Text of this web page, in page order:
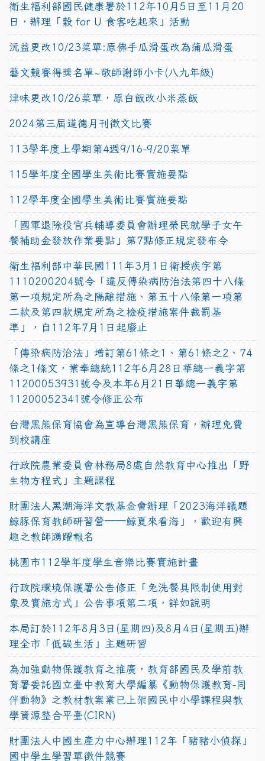
衛生福利部國民健康署於112年10月5日至11月20
日，辦理「穀 for U 食客吃起來」活動
沅益更改10/23菜單:原佛手瓜滑蛋改為蒲瓜滑蛋
藝文競賽得獎名單~敬師謝師小卡(八九年級)
津味更改10/26菜單，原白飯改小米蒸飯
2024第三屆道德月刊徵文比賽
113學年度上學期第4週9/16-9/20菜單
115學年度全國學生美術比賽實施要點
112學年度全國學生美術比賽實施要點
「國軍退除役官兵輔導委員會辦理榮民就學子女午
餐補助金發放作業要點」第7點修正規定發布令
衛生福利部中華民國111年3月1日衛授疾字第
1110200204號令「違反傳染病防治法第四十八條
第一項規定所為之隔離措施、第五十八條第一項第
二款及第四款規定所為之檢疫措施案件裁罰基
準」，自112年7月1日起廢止
「傳染病防治法」增訂第61條之1、第61條之2、74
條之1條文，業奉總統112年6月28日華總一義字第
11200053931號令及本年6月21日華總一義字第
11200052341號令修正公布
台灣黑熊保育協會為宣導台灣黑熊保育，辦理免費
到校講座
行政院農業委員會林務局8處自然教育中心推出「野
生物方程式」主題課程
財團法人黑潮海洋文教基金會辦理「2023海洋議題
鯨豚保育教師研習營──鯨夏來看海」，歡迎有興
趣之教師踴躍報名
桃園市112學年度學生音樂比賽實施計畫
行政院環境保護署公告修正「免洗餐具限制使用對
象及實施方式」公告事項第二項，詳如說明
本局訂於112年8月3日(星期四)及8月4日(星期五)辦
理全市「低碳生活」主題研習
為加強動物保護教育之推廣，教育部國民及學前教
育署委託國立臺中教育大學編纂《動物保護教育-同
伴動物》之教材教案業已上架國民中小學課程與教
學資源整合平臺(CIRN)
財團法人中國生產力中心辦理112年「豬豬小偵探」
國中學生學習單徵件競賽